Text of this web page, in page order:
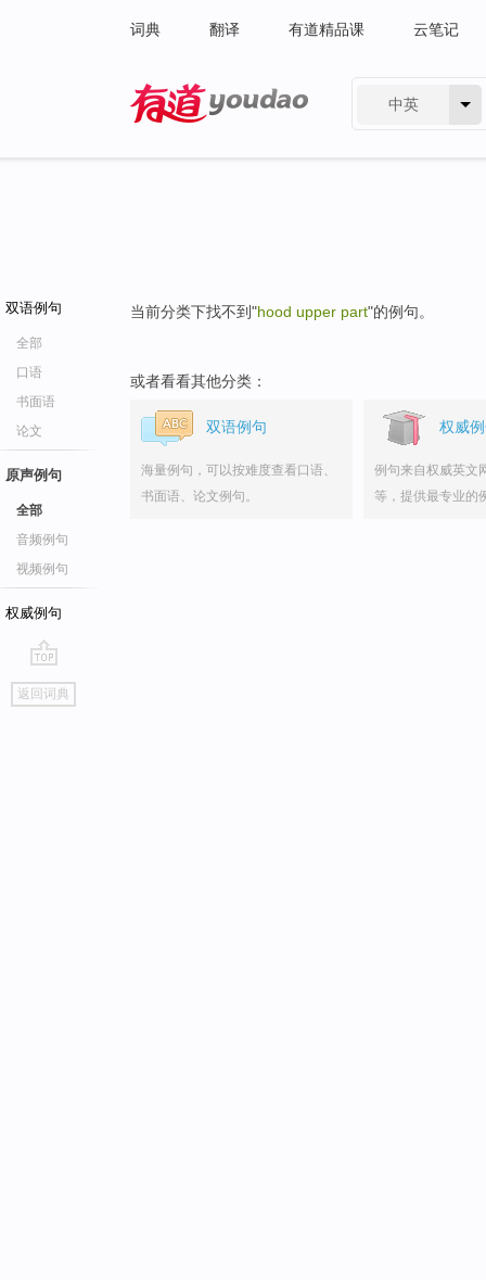
词典 翻译 有道精品课 云笔记
中英
双语例句
全部
口语
书面语
论文
原声例句
全部
音频例句
视频例句
权威例句
go
top
返回词典
当前分类下找不到"hood upper part"的例句。
或者看看其他分类：
双语例句
海量例句，可以按难度查看口语、
书面语、论文例句。
权威
例句来自权威英文
等，提供最专业的